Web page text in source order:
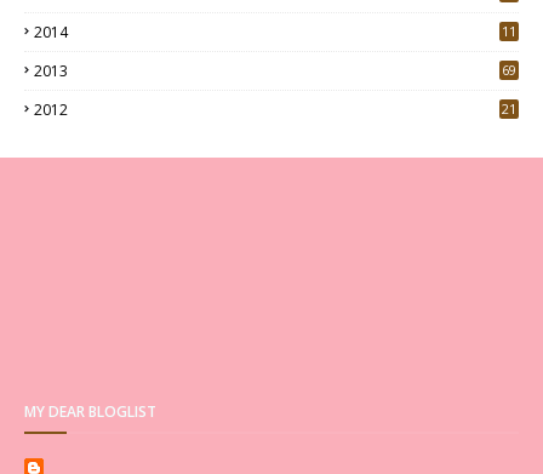
2014 11
2013 69
2012 21
MY DEAR BLOGLIST